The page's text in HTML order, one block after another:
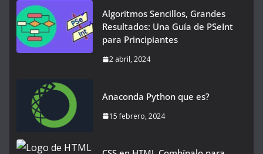
Algoritmos Sencillos, Grandes
Resultados: Una Guía de PSeInt
para Principiantes
2 abril, 2024
Anaconda Python que es?
15 febrero, 2024